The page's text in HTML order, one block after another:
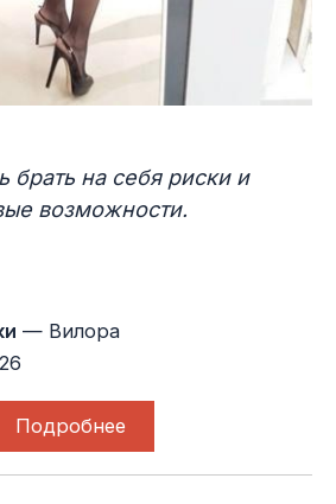
брать на себя риски и
возможности.
— Вилора
Подробнее